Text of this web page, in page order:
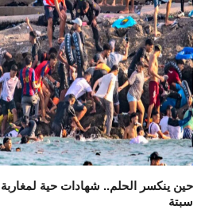
حين ينكسر الحلم.. شهادات حية
سبتة